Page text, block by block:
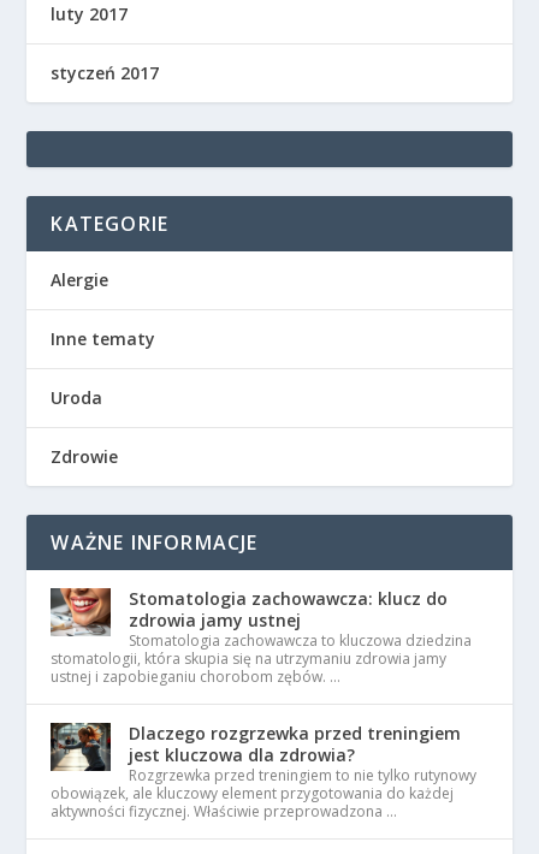
luty 2017
styczeń 2017
KATEGORIE
Alergie
Inne tematy
Uroda
Zdrowie
WAŻNE INFORMACJE
Stomatologia zachowawcza: klucz do
zdrowia jamy ustnej
Stomatologia zachowawcza to kluczowa dziedzina
stomatologii, która skupia się na utrzymaniu zdrowia jamy
ustnej i zapobieganiu chorobom zębów. …
Dlaczego rozgrzewka przed treningiem
jest kluczowa dla zdrowia?
Rozgrzewka przed treningiem to nie tylko rutynowy
obowiązek, ale kluczowy element przygotowania do każdej
aktywności fizycznej. Właściwie przeprowadzona …